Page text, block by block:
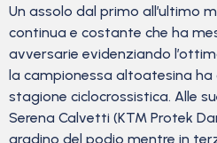
Un assolo dal primo all’ultimo
continua e costante che ha
avversarie evidenziando
la campionessa altoatesina ha
stagione ciclocrossistica. Alle
Serena Calvetti (KTM Protek
gradino del podio mentre in